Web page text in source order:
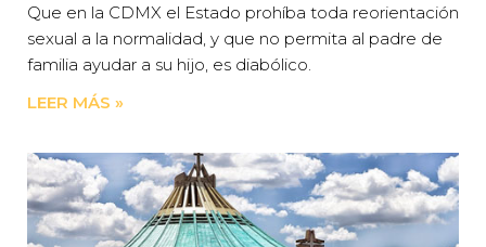
Que en la CDMX el Estado prohíba toda reorientación
sexual a la normalidad, y que no permita al padre de
familia ayudar a su hijo, es diabólico.
LEER MÁS »